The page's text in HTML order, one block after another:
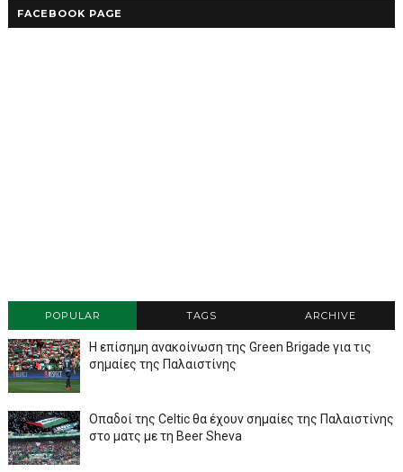
FACEBOOK PAGE
POPULAR TAGS ARCHIVE
Η επίσημη ανακοίνωση της Green Brigade για τις
σημαίες της Παλαιστίνης
Οπαδοί της Celtic θα έχουν σημαίες της Παλαιστίνης
στο ματς με τη Beer Sheva